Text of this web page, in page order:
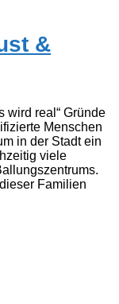
&
wird real“ Gründe
Menschen
in der Stadt ein
viele
Familien